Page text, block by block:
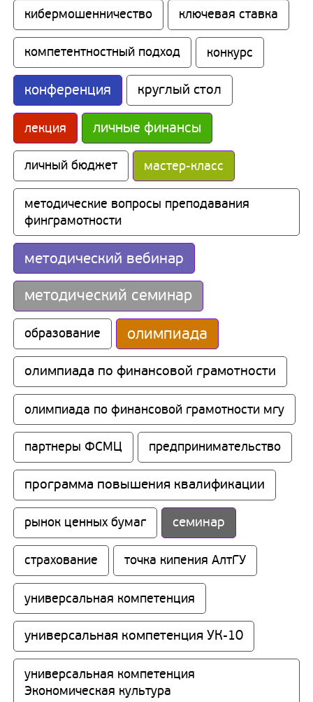
кибермошенничество ключевая ставка
компетентностный подход конкурс
конференция круглый стол
лекция личные финансы
личный бюджет мастер-класс
методические вопросы преподавания
финграмотности
методический вебинар
методический семинар
образование олимпиада
олимпиада по финансовой грамотности
олимпиада по финансовой грамотности мгу
партнеры ФСМЦ предпринимательство
программа повышения квалификации
рынок ценных бумаг семинар
страхование точка кипения АлтГУ
универсальная компетенция
универсальная компетенция УК-10
универсальная компетенция
Экономическая культура